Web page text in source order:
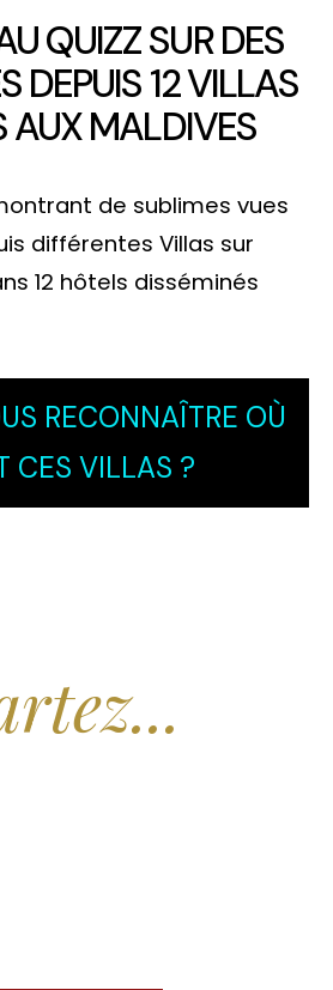
QUIZZ SUR DES
DEPUIS 12 VILLAS
AUX MALDIVES
de sublimes vues
différentes Villas sur
12 hôtels disséminés
RECONNAÎTRE OÙ
CES VILLAS ?